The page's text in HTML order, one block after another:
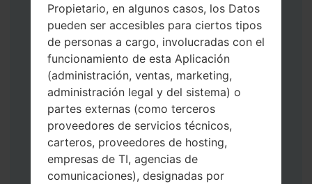
Descargue a su PC: la última versión de
Odin 3.
A continuación, extraiga el archivo de
firmware.
Debe obtener 1 (si es archivo 1, elíjalo aquí)
o 5 (si es archivo 5, selecciónelo aquí):
AP: "Sistema y Recuperación"
CP: "Módem y Radio"
CSC _ ***: "País y región y operador"
HOME_CSC _ ***: "País y regióny
operador"
Propietario, en algunos casos, los Datos
pueden ser accesibles para ciertos tipos
de personas a cargo, involucradas con el
funcionamiento de esta Aplicación
(administración, ventas, marketing,
administración legal y del sistema) o
partes externas (como terceros
proveedores de servicios técnicos,
carteros, proveedores de hosting,
empresas de TI, agencias de
comunicaciones), designadas por